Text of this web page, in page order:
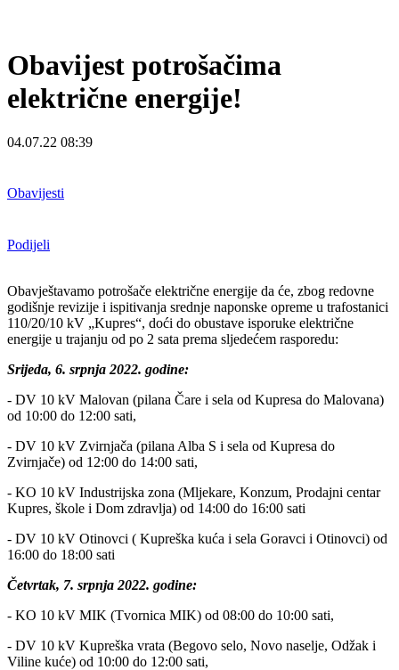
Obavijest potrošačima
električne energije!
04.07.22 08:39
Obavijesti
Podijeli
Obavještavamo potrošače električne energije da će, zbog redovne
godišnje revizije i ispitivanja srednje naponske opreme u trafostanici
110/20/10 kV „Kupres“, doći do obustave isporuke električne
energije u trajanju od po 2 sata prema sljedećem rasporedu:
Srijeda, 6. srpnja 2022. godine:
- DV 10 kV Malovan (pilana Čare i sela od Kupresa do Malovana)
od 10:00 do 12:00 sati,
- DV 10 kV Zvirnjača (pilana Alba S i sela od Kupresa do
Zvirnjače) od 12:00 do 14:00 sati,
- KO 10 kV Industrijska zona (Mljekare, Konzum, Prodajni centar
Kupres, škole i Dom zdravlja) od 14:00 do 16:00 sati
- DV 10 kV Otinovci ( Kupreška kuća i sela Goravci i Otinovci) od
16:00 do 18:00 sati
Četvrtak, 7. srpnja 2022. godine:
- KO 10 kV MIK (Tvornica MIK) od 08:00 do 10:00 sati,
- DV 10 kV Kupreška vrata (Begovo selo, Novo naselje, Odžak i
Viline kuće) od 10:00 do 12:00 sati,